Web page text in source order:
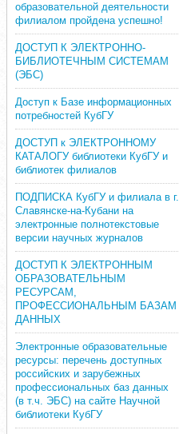
образовательной деятельности
филиалом пройдена успешно!
ДОСТУП К ЭЛЕКТРОННО-
БИБЛИОТЕЧНЫМ СИСТЕМАМ
(ЭБС)
Доступ к Базе информационных
потребностей КубГУ
ДОСТУП к ЭЛЕКТРОННОМУ
КАТАЛОГУ библиотеки КубГУ и
библиотек филиалов
ПОДПИСКА КубГУ и филиала в г.
Славянске-на-Кубани на
электронные полнотекстовые
версии научных журналов
ДОСТУП К ЭЛЕКТРОННЫМ
ОБРАЗОВАТЕЛЬНЫМ
РЕСУРСАМ,
ПРОФЕССИОНАЛЬНЫМ БАЗАМ
ДАННЫХ
Электронные образовательные
ресурсы: перечень доступных
российских и зарубежных
профессиональных баз данных
(в т.ч. ЭБС) на сайте Научной
библиотеки КубГУ